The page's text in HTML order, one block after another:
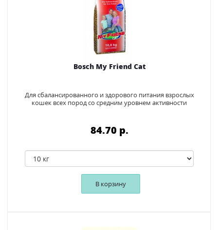
Bosch My Friend Cat
Для сбалансированного и здорового питания взрослых
кошек всех пород со средним уровнем активности
84.70 p.
В корзину